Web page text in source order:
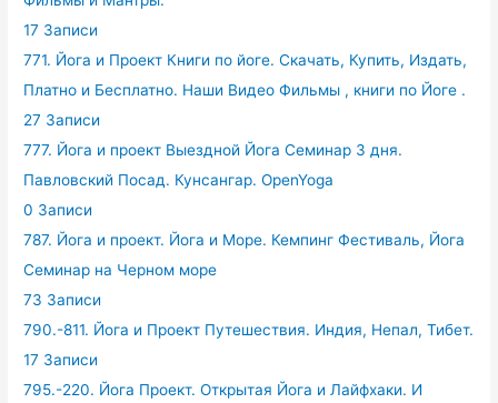
17 Записи
771. Йога и Проект Книги по йоге. Скачать, Купить, Издать,
Платно и Бесплатно. Наши Видео Фильмы , книги по Йоге .
27 Записи
777. Йога и проект Выездной Йога Семинар 3 дня.
Павловский Посад. Кунсангар. OpenYoga
0 Записи
787. Йога и проект. Йога и Море. Кемпинг Фестиваль, Йога
Семинар на Черном море
73 Записи
790.-811. Йога и Проект Путешествия. Индия, Непал, Тибет.
17 Записи
795.-220. Йога Проект. Открытая Йога и Лайфхаки. И